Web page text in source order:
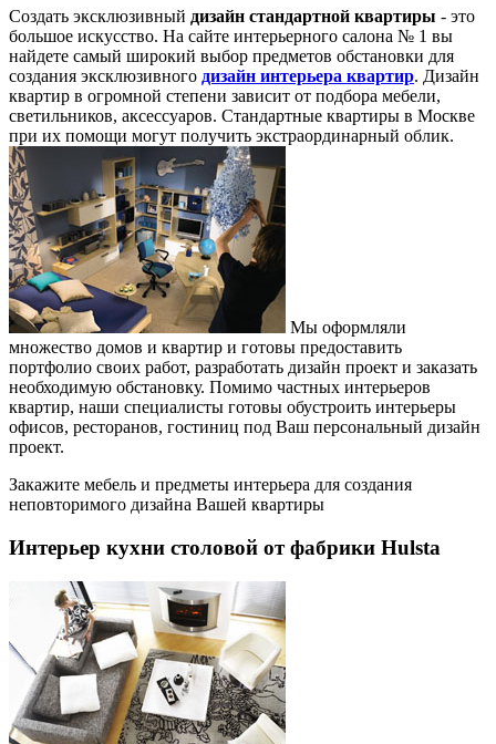
Создать эксклюзивный дизайн стандартной квартиры - это
большое искусство. На сайте интерьерного салона № 1 вы
найдете самый широкий выбор предметов обстановки для
создания эксклюзивного дизайн интерьера квартир. Дизайн
квартир в огромной степени зависит от подбора мебели,
светильников, аксессуаров. Стандартные квартиры в Москве
при их помощи могут получить экстраординарный облик.
Мы оформляли
множество домов и квартир и готовы предоставить
портфолио своих работ, разработать дизайн проект и заказать
необходимую обстановку. Помимо частных интерьеров
квартир, наши специалисты готовы обустроить интерьеры
офисов, ресторанов, гостиниц под Ваш персональный дизайн
проект.
Закажите мебель и предметы интерьера для создания
неповторимого дизайна Вашей квартиры
Интерьер кухни столовой от фабрики Hulsta